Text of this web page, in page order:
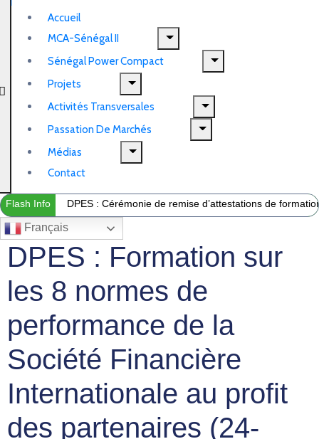
Accueil
MCA-Sénégal II
Sénégal Power Compact
Projets
Activités Transversales
Passation De Marchés
Médias
Contact
Flash Info DPES : Cérémonie de remise d’attestations de
Français
DPES : Formation sur
les 8 normes de
performance de la
Société Financière
Internationale au profit
des partenaires (24-